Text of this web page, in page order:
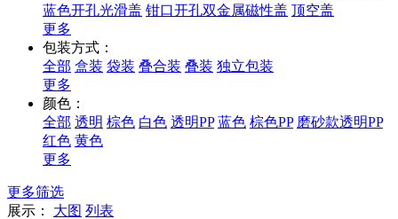
蓝色开孔光滑盖 钳口开孔双金属磁性盖 顶空盖
更多
包装方式：
全部 盒装 袋装 叠合装 叠装 独立包装
更多
颜色：
全部 透明 棕色 白色 透明PP 蓝色 棕色PP 磨砂款透明PP
红色 黄色
更多
更多筛选
展示：
大图 列表